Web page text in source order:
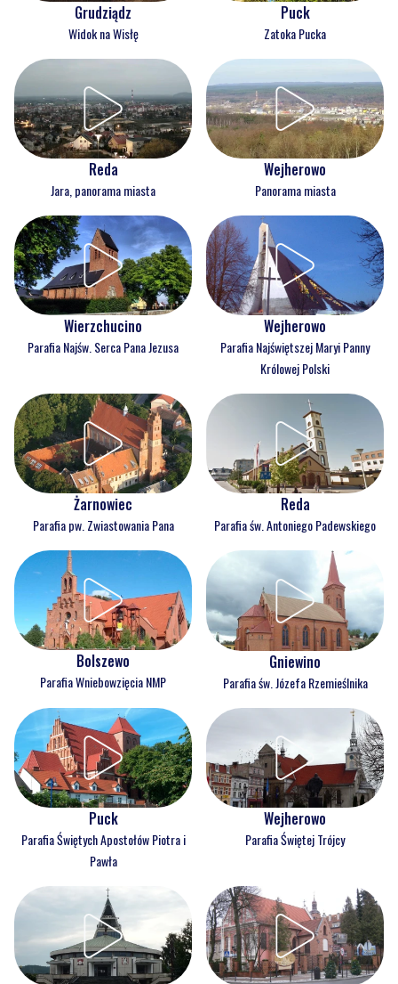
Grudziądz
Widok na Wisłę
Puck
Zatoka Pucka
Reda
Jara, panorama miasta
Wejherowo
Panorama miasta
Wierzchucino
Parafia Najśw. Serca Pana Jezusa
Wejherowo
Parafia Najświętszej Maryi Panny
Królowej Polski
Żarnowiec
Parafia pw. Zwiastowania Pana
Reda
Parafia św. Antoniego Padewskiego
Bolszewo
Parafia Wniebowzięcia NMP
Gniewino
Parafia św. Józefa Rzemieślnika
Puck
Parafia Świętych Apostołów Piotra i
Pawła
Wejherowo
Parafia Świętej Trójcy